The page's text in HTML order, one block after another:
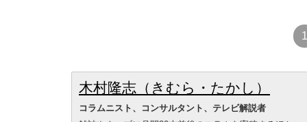
1
木村隆志（きむら・たかし）
コラムニスト、コンサルタント、テレビ解説者